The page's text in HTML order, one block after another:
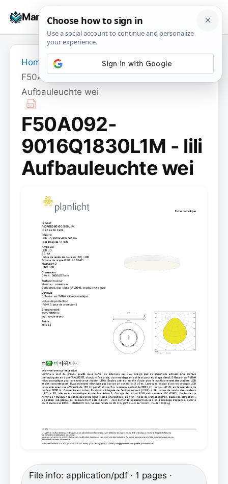
Manuals+
☰
Home
F50A092-9016Q1830L1M - lili
Aufbauleuchte wei
F50A092-
9016Q1830L1M - lili
Aufbauleuchte wei
File info: application/pdf · 1 pages ·